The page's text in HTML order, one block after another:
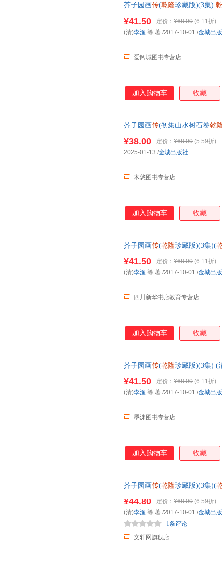
芥子园画传(乾隆珍藏版)(3集)
¥41.50 定价： ¥68.00 (6.11折)
爱阅城图书专营店
(清)李渔 等 著 /2017-10-01 /金城出
加入购物车 收藏
芥子园画传(初集山水树石卷乾
¥38.00 定价： ¥68.00 (5.59折)
木悠图书专营店
2025-01-13 /金城出版社
加入购物车 收藏
芥子园画传(乾隆珍藏版)(3集)(
¥41.50 定价： ¥68.00 (6.11折)
四川新华书店教育专营店
(清)李渔 等 著 /2017-10-01 /金城出
加入购物车 收藏
芥子园画传(乾隆珍藏版)(3集) (
¥41.50 定价： ¥68.00 (6.11折)
墨渊图书专营店
(清)李渔 等 著 /2017-10-01 /金城出
加入购物车 收藏
芥子园画传(乾隆珍藏版)(3集)(
¥44.80 定价： ¥68.00 (6.59折)
文轩网旗舰店
1条评论
(清)李渔 等 著 /2017-10-01 /金城出